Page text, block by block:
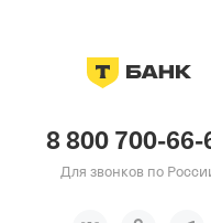
8 800 700-66-
Для звонков по